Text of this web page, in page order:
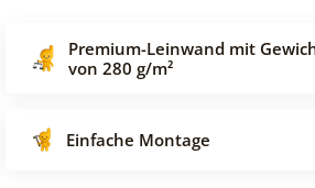
Premium-Leinwand mit
von 280 g/m²
Einfache Montage